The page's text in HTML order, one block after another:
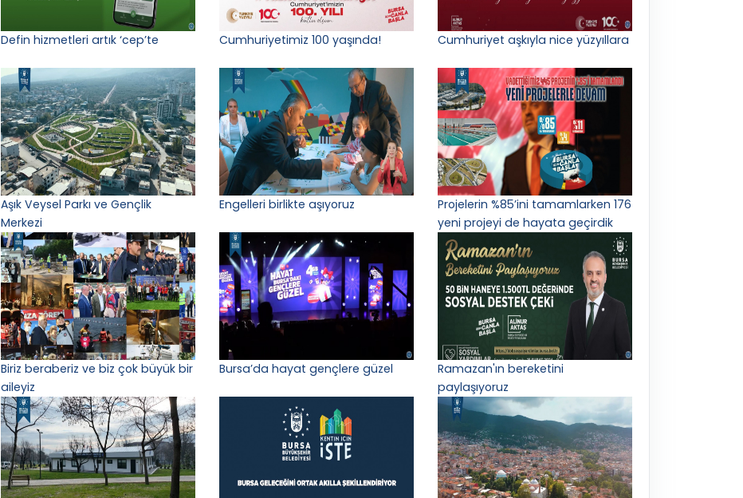
Defin hizmetleri artık ‘cep’te Cumhuriyetimiz 100 yaşında! Cumhuriyet aşkıyla nice yüzyıllara
Aşık Veysel Parkı ve Gençlik
Merkezi
Engelleri birlikte aşıyoruz
Projelerin %85’ini tamamlarken 176
yeni projeyi de hayata geçirdik
Biriz beraberiz ve biz çok büyük bir
aileyiz
Bursa’da hayat gençlere güzel
Ramazan'ın bereketini
paylaşıyoruz